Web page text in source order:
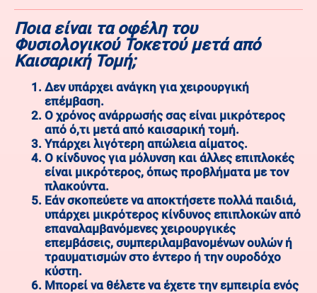
Ποια είναι τα οφέλη του
Φυσιολογικού Τοκετού μετά από
Καισαρική Τομή;
Δεν υπάρχει ανάγκη για χειρουργική
επέμβαση.
Ο χρόνος ανάρρωσής σας είναι μικρότερος
από ό,τι μετά από καισαρική τομή.
Υπάρχει λιγότερη απώλεια αίματος.
Ο κίνδυνος για μόλυνση και άλλες επιπλοκές
είναι μικρότερος, όπως προβλήματα με τον
πλακούντα.
Εάν σκοπεύετε να αποκτήσετε πολλά παιδιά,
υπάρχει μικρότερος κίνδυνος επιπλοκών από
επαναλαμβανόμενες χειρουργικές
επεμβάσεις, συμπεριλαμβανομένων ουλών ή
τραυματισμών στο έντερο ή την ουροδόχο
κύστη.
Μπορεί να θέλετε να έχετε την εμπειρία ενός